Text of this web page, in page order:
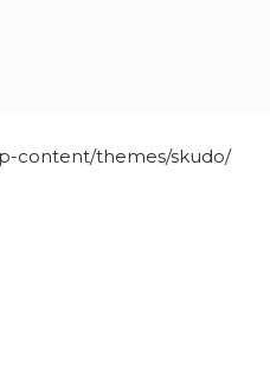
content/themes/skudo/